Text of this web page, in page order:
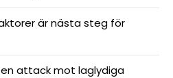
är nästa steg för
attack mot laglydiga